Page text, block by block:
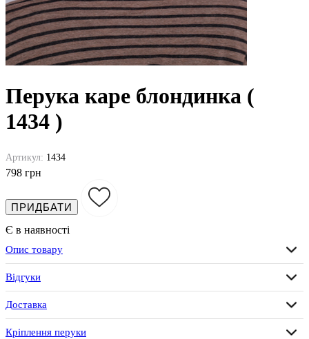
Перука каре блондинка (
1434 )
Артикул: 1434
798 грн
ПРИДБАТИ
Є в наявності
Опис товару
Відгуки
Доставка
Кріплення перуки